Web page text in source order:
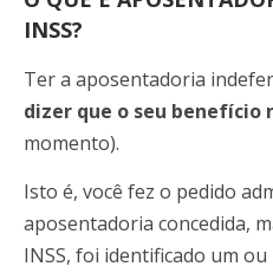
INSS?
Ter a aposentadoria
dizer que o seu benefício
momento).
Isto é, você fez o pedido
aposentadoria concedida,
INSS, foi identificado um